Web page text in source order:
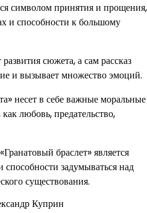
символом принятия и прощения,
и способности к большому
сюжета, а сам рассказ
и вызывает множество эмоций.
несет в себе важные моральные
любовь, предательство,
браслет» является
задумываться над
существования.
Куприн